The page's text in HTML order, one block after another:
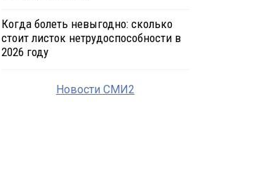
Когда болеть невыгодно: сколько
стоит листок нетрудоспособности в
2026 году
Новости СМИ2